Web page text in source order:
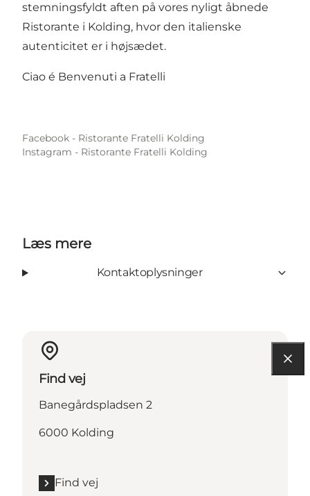
stemningsfyldt aften på vores nyligt åbnede
Ristorante i Kolding, hvor den italienske
autenticitet er i højsædet.
Ciao é Benvenuti a Fratelli
Facebook - Ristorante Fratelli Kolding
Instagram - Ristorante Fratelli Kolding
Læs mere
Kontaktoplysninger
Find vej
Banegårdspladsen 2
6000 Kolding
Find vej